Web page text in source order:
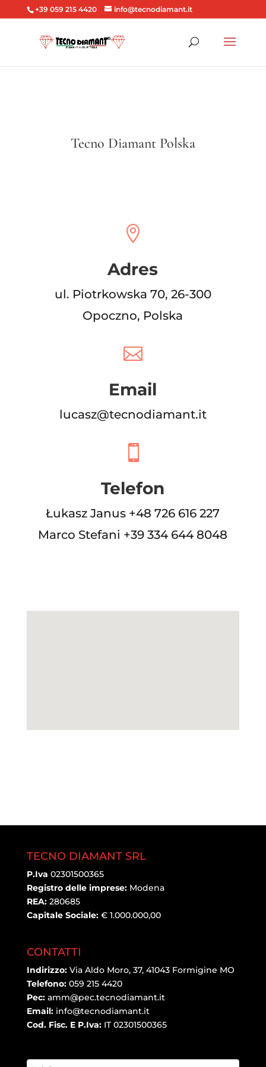
+39 059 215 4420 info@tecnodiamant.it
Tecno Diamant Polska

Adres
ul. Piotrkowska 70, 26-300
Opoczno, Polska

Email
lucasz@tecnodiamant.it

Telefon
Łukasz Janus +48 726 616 227
Marco Stefani +39 334 644 8048
TECNO DIAMANT SRL
P.Iva 02301500365
Registro delle imprese:Modena
REA:280685
Capitale Sociale: € 1.000.000,00
CONTATTI
Indirizzo: Via Aldo Moro, 37, 41043 Formigine MO
Telefono: 059 215 4420
Pec: amm@pec.tecnodiamant.it
Email: info@tecnodiamant.it
Cod. Fisc. E P.Iva:IT 02301500365